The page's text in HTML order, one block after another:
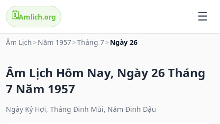
🗓️Amlich.org
Âm Lịch > Năm 1957>Tháng 7> Ngày 26
Âm Lịch Hôm Nay, Ngày 26 Tháng
7 Năm 1957
Ngày Kỷ Hợi, Tháng Đinh Mùi, Năm Đinh Dậu